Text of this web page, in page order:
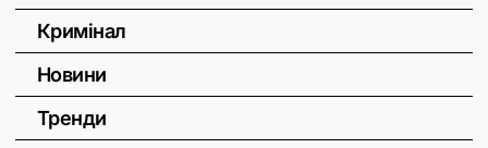
Кримінал
Новини
Тренди